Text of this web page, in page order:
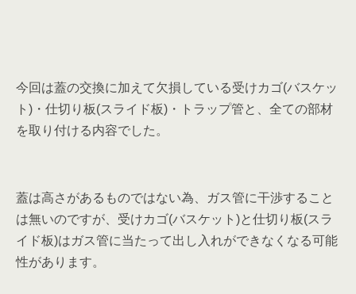
今回は蓋の交換に加えて欠損している受けカゴ(バスケッ
ト)・仕切り板(スライド板)・トラップ管と、全ての部材
を取り付ける内容でした。
蓋は高さがあるものではない為、ガス管に干渉すること
は無いのですが、受けカゴ(バスケット)と仕切り板(スラ
イド板)はガス管に当たって出し入れができなくなる可能
性があります。